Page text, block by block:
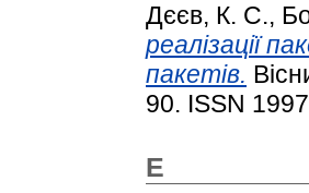
Дєєв, К. С.,
реалізації
пакетів.
90. ISSN
Е